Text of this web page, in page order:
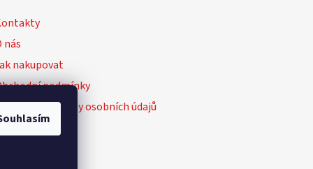
nás
nakupovat
podmínky
ochrany osobních údajů